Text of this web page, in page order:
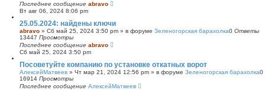
Последнее сообщение abravo
Вт авг 06, 2024 8:06 pm
25.05.2024: найдены ключи
abravo » Сб май 25, 2024 3:50 pm » в форуме Зеленогорская барахолка0 Ответы
13447 Просмотры
Последнее сообщение abravo
Сб май 25, 2024 3:50 pm
Посоветуйте компанию по установке откатных ворот
АлексейМатвеев » Чт мар 21, 2024 12:56 pm » в форуме Зеленогорская барахолка0
16914 Просмотры
Последнее сообщение АлексейМатвеев